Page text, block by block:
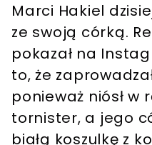
Marci Hakiel
ze swoją córką.
pokazał na
to, że
ponieważ niósł w
tornister, a jego
białą koszulkę z